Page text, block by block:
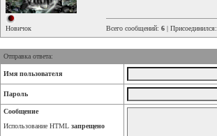
Новичок Всего сообщений: 6 | Присоединился:
Отправка ответа:
Имя пользователя
Пароль
Сообщение
Использование HTML запрещено